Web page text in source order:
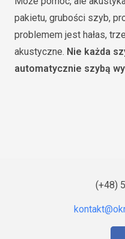
pakietu, grubości szyb,
problemem jest hałas,
akustyczne. Nie każda
automatycznie szybą
(+48)